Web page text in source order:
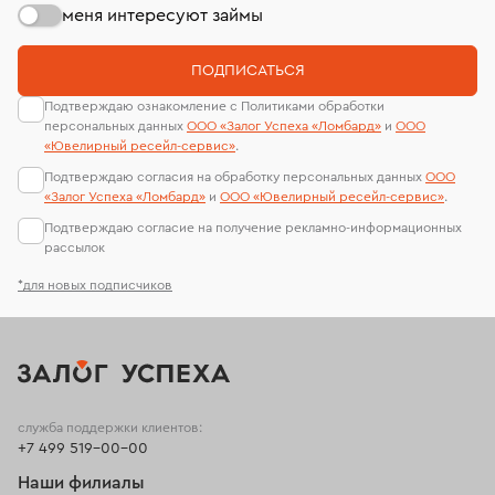
*для новых подписчиков
меня интересуют займы
ПОДПИСАТЬСЯ
Подтверждаю ознакомление с Политиками обработки
персональных данных ООО «Залог Успеха «Ломбард» и ООО
«Ювелирный ресейл-сервиc».
Подтверждаю согласия на обработку персональных данных ООО
«Залог Успеха «Ломбард» и ООО «Ювелирный ресейл-сервиc».
Подтверждаю согласие на получение рекламно-информационных
рассылок
служба поддержки клиентов:
+7 499 519-00-00
Наши филиалы